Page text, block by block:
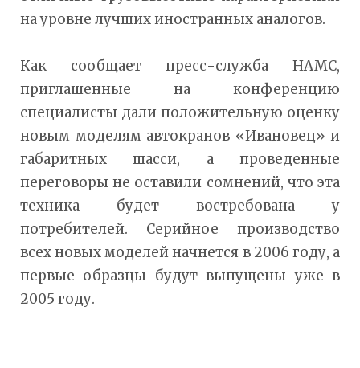
на уровне лучших иностранных аналогов.
Как сообщает пресс-служба НАМС,
приглашенные на конференцию
специалисты дали положительную оценку
новым моделям автокранов «Ивановец» и
габаритных шасси, а проведенные
переговоры не оставили сомнений, что эта
техника будет востребована у
потребителей. Серийное производство
всех новых моделей начнется в 2006 году, а
первые образцы будут выпущены уже в
2005 году.